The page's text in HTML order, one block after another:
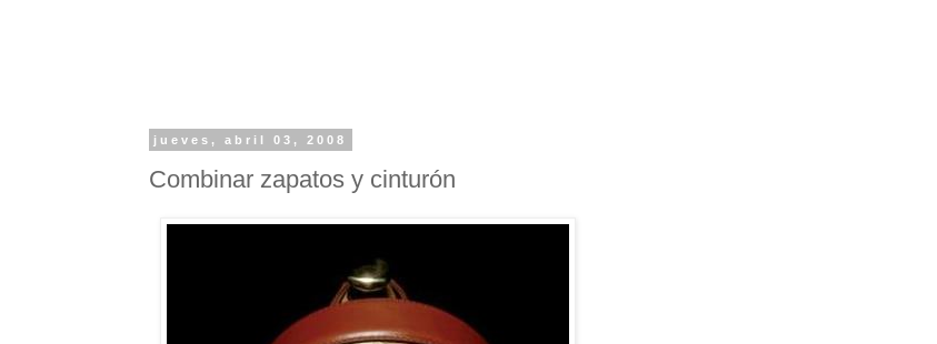
jueves, abril 03, 2008
Combinar zapatos y cinturón